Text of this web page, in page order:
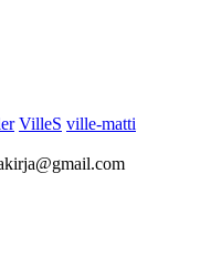
VilleS ville-matti